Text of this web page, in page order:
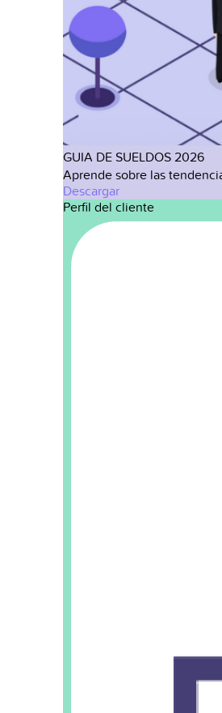
GUIA DE SUELDOS 2026
Aprende sobre las
Descargar
Perfil del cliente